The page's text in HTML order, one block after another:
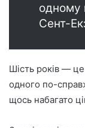
одному
Сент-
Шість років —
одного по-
щось набагато